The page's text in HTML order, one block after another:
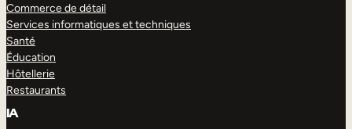
Commerce de détail
Services informatiques et techniques
Santé
Éducation
Hôtellerie
Restaurants
IA